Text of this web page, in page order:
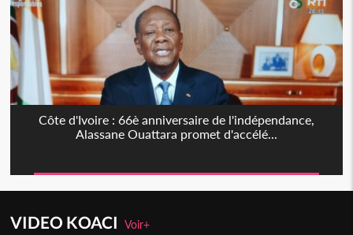
Côte d'Ivoire : 66è anniversaire de l'indépendance,
Alassane Ouattara promet d'accélé...
VIDEO KOACIVoir+